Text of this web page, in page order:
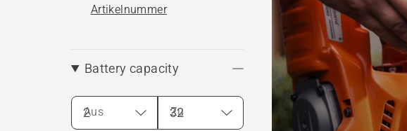
Artikelnummer
Battery capacity
Aus Zu